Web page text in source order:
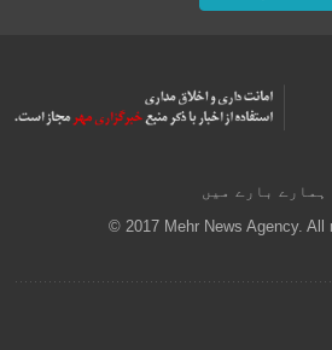
ہمارے بارے میں
© 2017 Mehr News Agency. All